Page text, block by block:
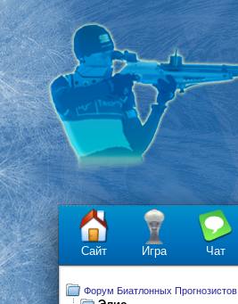
Сайт Игра Чат
Форум Биатлонных Прогнозистов